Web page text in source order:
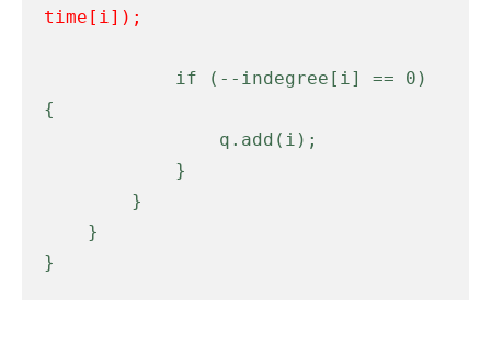
time[i]);
{
                q.add(i);
}